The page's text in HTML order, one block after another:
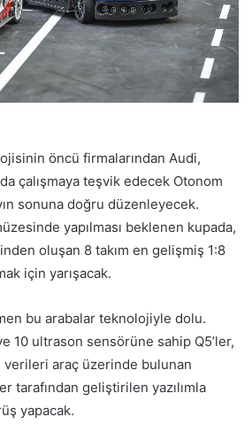
öncü firmalarından Audi,
çalışmaya teşvik edecek Otonom
sonuna doğru düzenleyecek.
yapılması beklenen kupada,
oluşan 8 takım en gelişmiş 1:8
için yarışacak.
bu arabalar teknolojiyle dolu.
10 ultrason sensörüne sahip Q5’ler,
verileri araç üzerinde bulunan
tarafından geliştirilen yazılımla
yapacak.